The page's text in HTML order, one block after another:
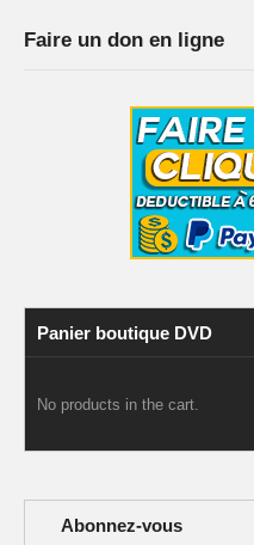
Faire un don en ligne
Panier boutique DVD
No products in the cart.
Abonnez-vous